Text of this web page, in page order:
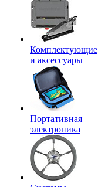
Комплектующие
и аксессуары
Портативная
электроника